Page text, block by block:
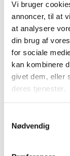
Vi bruger
annoncer, til at
at analysere
din brug af
for sociale
kan kombinere
givet dem, eller
deres tjenester.
Nødvendig
selv af egen
anvendes til
ikke finder
at
opmærksom på
med
Hvis
en ejendom skal